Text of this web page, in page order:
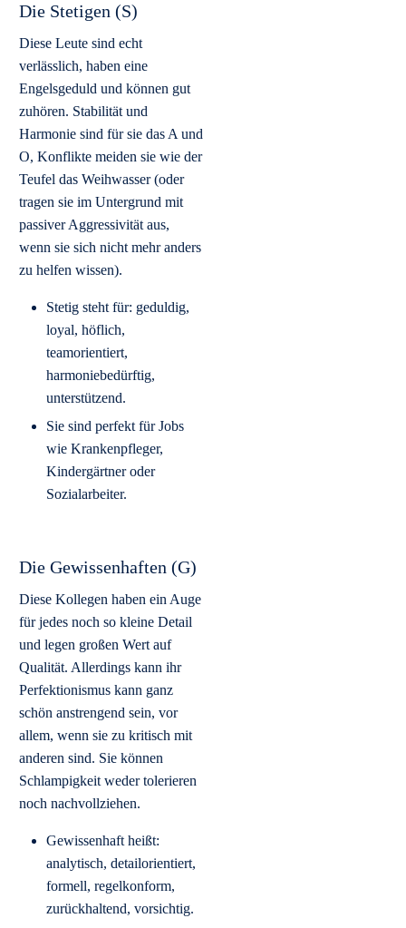
Die Stetigen (S)
Diese Leute sind echt
verlässlich, haben eine
Engelsgeduld und können gut
zuhören. Stabilität und
Harmonie sind für sie das A und
O, Konflikte meiden sie wie der
Teufel das Weihwasser (oder
tragen sie im Untergrund mit
passiver Aggressivität aus,
wenn sie sich nicht mehr anders
zu helfen wissen).
Stetig steht für: geduldig,
loyal, höflich,
teamorientiert,
harmoniebedürftig,
unterstützend.
Sie sind perfekt für Jobs
wie Krankenpfleger,
Kindergärtner oder
Sozialarbeiter.
Die Gewissenhaften (G)
Diese Kollegen haben ein Auge
für jedes noch so kleine Detail
und legen großen Wert auf
Qualität. Allerdings kann ihr
Perfektionismus kann ganz
schön anstrengend sein, vor
allem, wenn sie zu kritisch mit
anderen sind. Sie können
Schlampigkeit weder tolerieren
noch nachvollziehen.
Gewissenhaft heißt:
analytisch, detailorientiert,
formell, regelkonform,
zurückhaltend, vorsichtig.